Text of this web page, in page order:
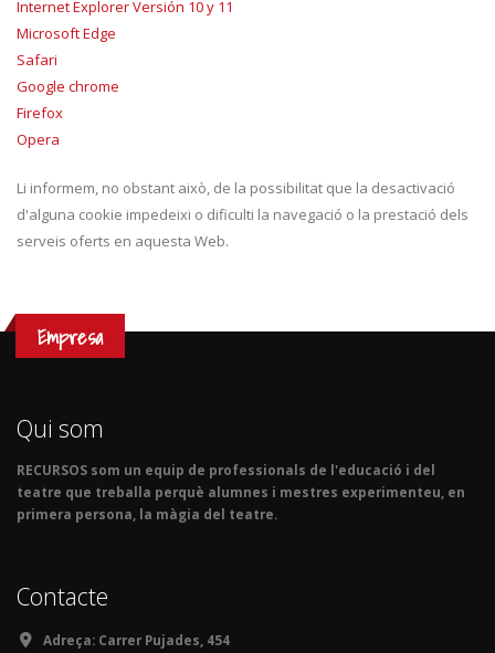
Internet Explorer Versión 10 y 11
Microsoft Edge
Safari
Google chrome
Firefox
Opera
Li informem, no obstant això, de la possibilitat que la desactivació
d'alguna cookie impedeixi o dificulti la navegació o la prestació dels
serveis oferts en aquesta Web.
Empresa
Qui som
RECURSOS som un equip de professionals de l'educació i del
teatre que treballa perquè alumnes i mestres experimenteu, en
primera persona, la màgia del teatre.
Contacte
Adreça: Carrer Pujades, 454